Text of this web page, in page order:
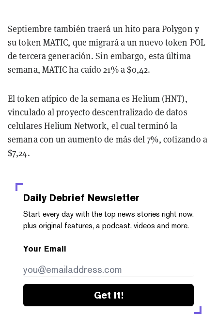
Septiembre también traerá un hito para Polygon y
su token MATIC, que migrará a un nuevo token POL
de tercera generación. Sin embargo, esta última
semana, MATIC ha caído21% a $0,42.
El token atípico de la semana es Helium (HNT),
vinculado al proyecto descentralizado de datos
celulares Helium Network, el cual terminó la
semana con un aumento de más del 7%, cotizando a
$7,24.
Daily Debrief Newsletter
Start every day with the top news stories right now,
plus original features, a podcast, videos and more.
Your Email
Get it!